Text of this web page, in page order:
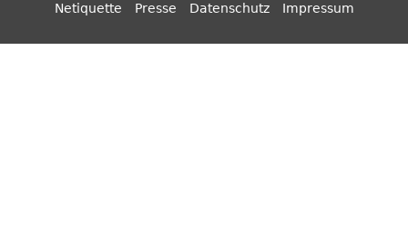
Netiquette Presse Datenschutz Impressum